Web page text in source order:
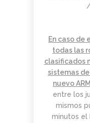
En caso de
todas las
clasificados
sistemas
nuevo
entre los
mismos
minutos el